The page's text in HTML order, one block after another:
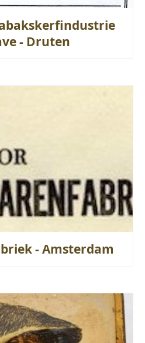
- Druten
- Amsterdam